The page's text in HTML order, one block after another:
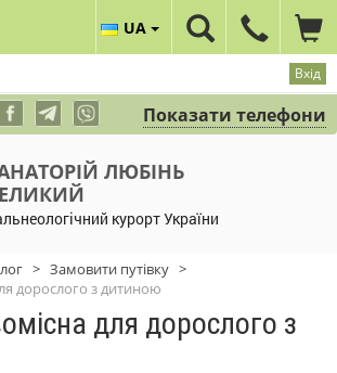
Вхід
Показати телефони
ЛЮБІНЬ
курорт України
UA
> Замовити путівку >
дорослого з дитиною
для дорослого з